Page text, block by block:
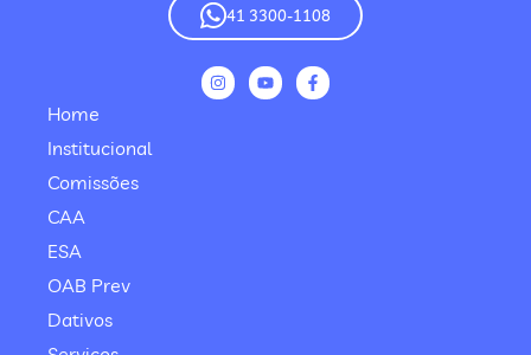
41 3300-1108
Home
Institucional
Comissões
CAA
ESA
OAB Prev
Dativos